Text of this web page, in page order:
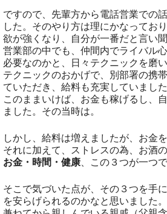
ですので、先輩方から電話営業での
した。そのやり方は理にかなってお
欲が強くなり、自分が一番だと言い
営業部の中でも、仲間内でライバル
必要なのかと、日々テクニックを磨
テクニックのおかげで、別部署の携
ていただき、給料も充実していました
このままいけば、お金も稼げるし、
ました。その当時は。
しかし、給料は増えましたが、お金
それに加えて、ストレスの為、お酒
お金・時間・健康 、この３つが一つ
そこで気づいた点が、その３つを手
を安らげられるのかなと思いました。